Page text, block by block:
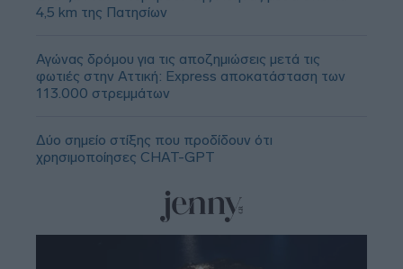
4,5 km της Πατησίων
Αγώνας δρόμου για τις αποζημιώσεις μετά τις
φωτιές στην Αττική: Express αποκατάσταση των
113.000 στρεμμάτων
Δύο σημείο στίξης που προδίδουν ότι
χρησιμοποίησες CHAT-GPT